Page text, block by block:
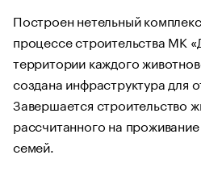
Построен нетельный
процессе строительства МК
территории каждого
создана инфраструктура для
Завершается строительство
рассчитанного на
семей.